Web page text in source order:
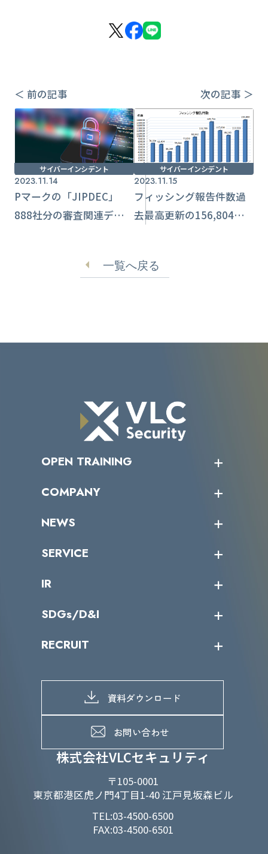
＜ 前の記事 次の記事 ＞
サイバーインシデント
2023.11.14
Pマークの「JIPDEC」
888社分の審査関連データ
サイバーインシデント
2023.11.15
フィッシング報告件数過
去最高更新の156,804
会】
一覧へ戻る
株式会社VLCセキュリティ
〒105-0001
東京都港区虎ノ門4丁目1-40 江戸見坂森ビル
TEL:03-4500-6500
FAX:03-4500-6501
OPEN TRAINING
受講者の声
COMPANY
トップメッセージ
ミッション／ビジョン
パートナー企業一覧
NEWS
サイバーニュース
SERVICE
カテゴリー別サービス一覧
IR
IRカレンダー
IRライブラリー
よくあるご質問
SDGs/D&I
当グループのマテリアリティ
SDGs推進体制
D&Iの取り組み
RECRUIT
募集職種一覧
メッセージ
メンバーインタビュー
資料ダウンロード
お問い合わせ